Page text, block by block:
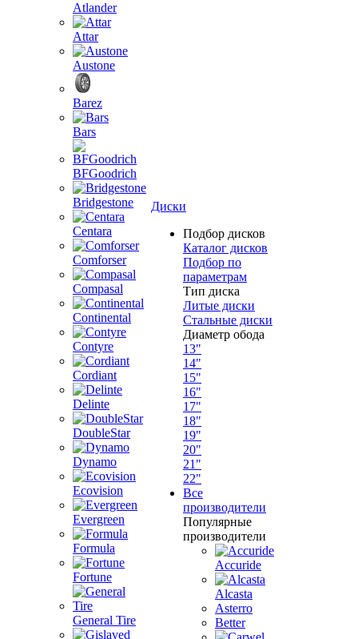
Atlander
Attar
Austone
Barez
Bars
BFGoodrich
Bridgestone
Centara
Comforser
Compasal
Continental
Contyre
Cordiant
Delinte
DoubleStar
Dynamo
Ecovision
Evergreen
Formula
Fortune
General Tire
Диски
Подбор дисков
Каталог дисков
Подбор по
параметрам
Тип диска
Литые диски
Стальные диски
Диаметр обода
13"
14"
15"
16"
17"
18"
19"
20"
21"
22"
Все
производители
Популярные
производители
Accuride
Alcasta
Asterro
Better